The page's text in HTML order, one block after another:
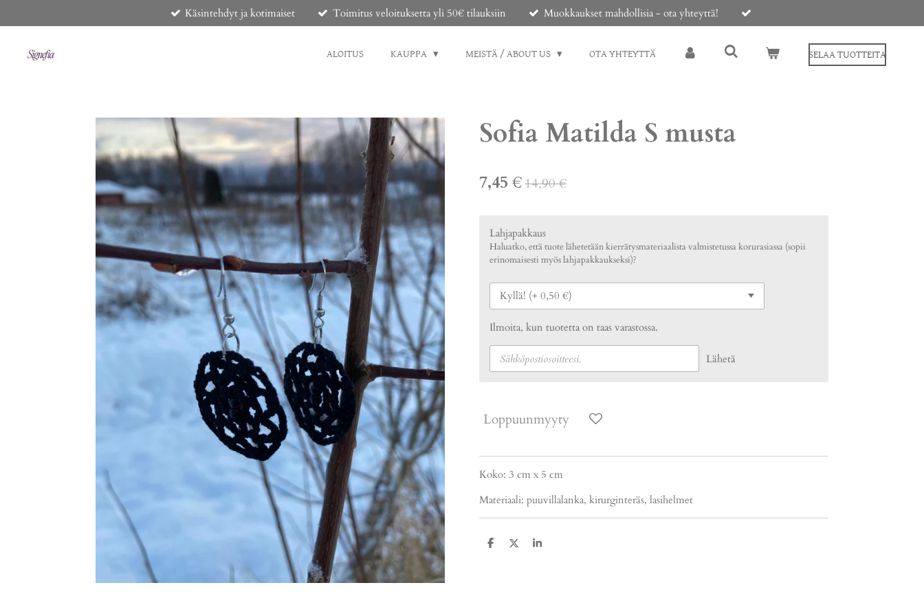
pääsisältöön
Käsintehdyt ja kotimaiset Toimitus veloituksetta yli 50€ tilauksiin Muokkaukset mahdollisia - ota yhteyttä!
ALOITUS KAUPPA MEISTÄ / ABOUT US OTA YHTEYTTÄ SELAA TUOTTEITA
Sofia Matilda S musta
7,45 €14,90 €
Lahjapakkaus
Haluatko, että tuote lähetetään kierrätysmateriaalista valmistetussa korurasiassa (sopii
erinomaisesti myös lahjapakkaukseksi)?
Ilmoita, kun tuotetta on taas varastossa.
Lähetä
Loppuunmyyty
Koko: 3 cm x 5 cm
Materiaali: puuvillalanka, kirurginteräs, lasihelmet
J
J
J